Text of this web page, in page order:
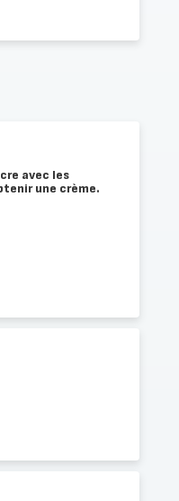
avec les
une crème.